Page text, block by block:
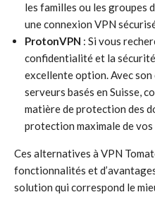
les familles ou les groupes
une connexion VPN
ProtonVPN : Si vous
confidentialité et la
excellente option. Avec
serveurs basés en Suisse,
matière de protection des
protection maximale de
Ces alternatives à VPN
fonctionnalités et
solution qui correspond le